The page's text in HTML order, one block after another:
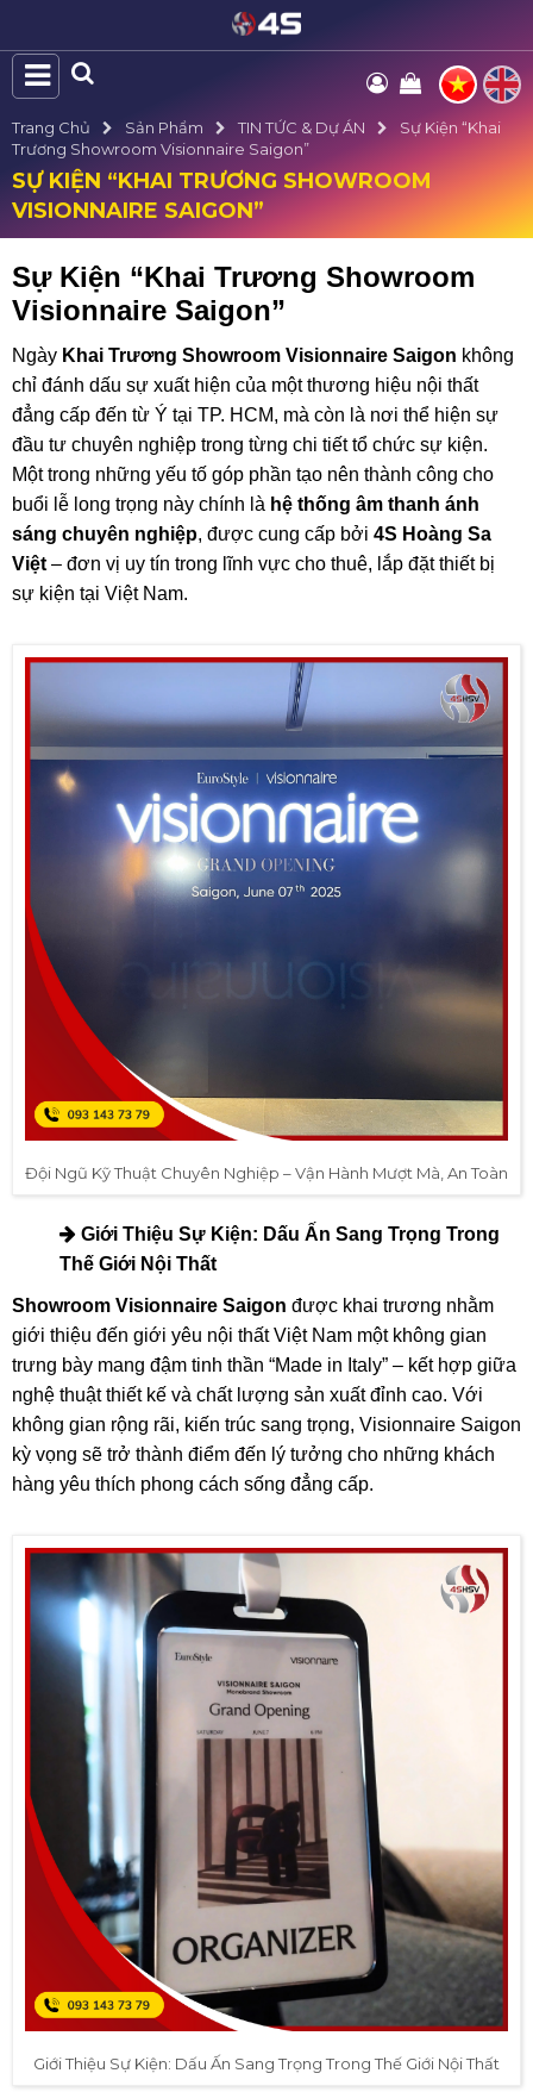
Trang Chủ Sản Phẩm TIN TỨC & Dự ÁN
Sự Kiện “Khai
Trương Showroom Visionnaire Saigon”
SỰ KIỆN “KHAI TRƯƠNG SHOWROOM
VISIONNAIRE SAIGON”
Sự Kiện “Khai Trương Showroom
Visionnaire Saigon”
Ngày Khai Trương Showroom Visionnaire Saigon không
chỉ đánh dấu sự xuất hiện của một thương hiệu nội thất
đẳng cấp đến từ Ý tại TP. HCM, mà còn là nơi thể hiện sự
đầu tư chuyên nghiệp trong từng chi tiết tổ chức sự kiện.
Một trong những yếu tố góp phần tạo nên thành công cho
buổi lễ long trọng này chính là hệ thống âm thanh ánh
sáng chuyên nghiệp, được cung cấp bởi 4S Hoàng Sa
Việt – đơn vị uy tín trong lĩnh vực cho thuê, lắp đặt thiết bị
sự kiện tại Việt Nam.
Đội Ngũ Kỹ Thuật Chuyên Nghiệp – Vận Hành Mượt Mà, An Toàn
Giới Thiệu Sự Kiện: Dấu Ấn Sang Trọng Trong
Thế Giới Nội Thất
Showroom Visionnaire Saigon được khai trương nhằm
giới thiệu đến giới yêu nội thất Việt Nam một không gian
trưng bày mang đậm tinh thần “Made in Italy” – kết hợp giữa
nghệ thuật thiết kế và chất lượng sản xuất đỉnh cao. Với
không gian rộng rãi, kiến trúc sang trọng, Visionnaire Saigon
kỳ vọng sẽ trở thành điểm đến lý tưởng cho những khách
hàng yêu thích phong cách sống đẳng cấp.
Giới Thiệu Sự Kiện: Dấu Ấn Sang Trọng Trong Thế Giới Nội Thất